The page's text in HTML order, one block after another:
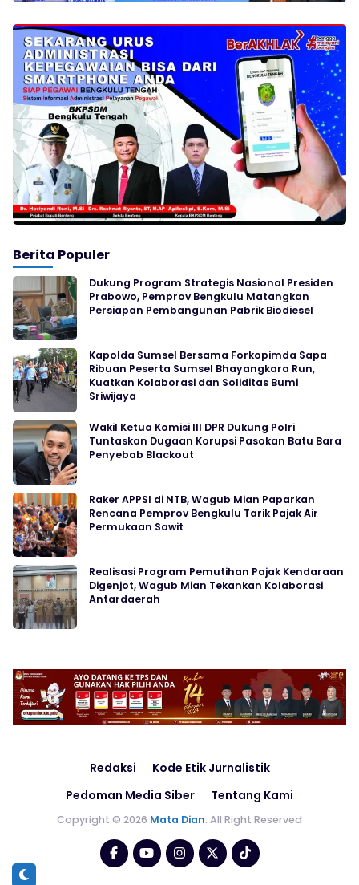
Berita Populer
Dukung Program Strategis Nasional Presiden
Prabowo, Pemprov Bengkulu Matangkan
Persiapan Pembangunan Pabrik Biodiesel
Kapolda Sumsel Bersama Forkopimda Sapa
Ribuan Peserta Sumsel Bhayangkara Run,
Kuatkan Kolaborasi dan Soliditas Bumi
Sriwijaya
Wakil Ketua Komisi III DPR Dukung Polri
Tuntaskan Dugaan Korupsi Pasokan Batu Bara
Penyebab Blackout
Raker APPSI di NTB, Wagub Mian Paparkan
Rencana Pemprov Bengkulu Tarik Pajak Air
Permukaan Sawit
Realisasi Program Pemutihan Pajak Kendaraan
Digenjot, Wagub Mian Tekankan Kolaborasi
Antardaerah
Redaksi
Kode Etik Jurnalistik
Pedoman Media Siber
Tentang Kami
Copyright © 2026 Mata Dian. All Right Reserved